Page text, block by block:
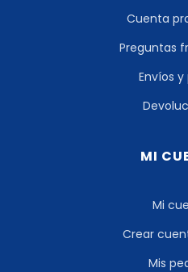
Cuenta
Preguntas
Envíos y
MI
Mi
Crear
Mis